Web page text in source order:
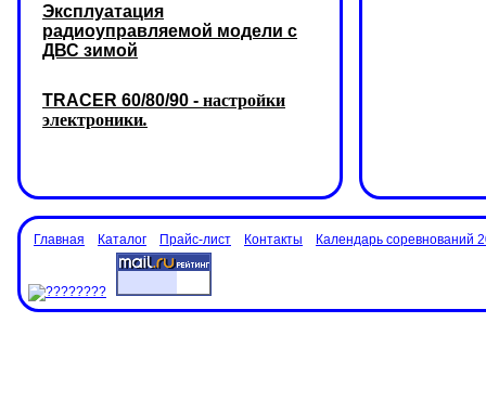
Эксплуатация
радиоуправляемой модели с
ДВС зимой
TRACER 60/80/90 - настройки
электроники.
Главная Каталог Прайс-лист Контакты Календарь соревнований